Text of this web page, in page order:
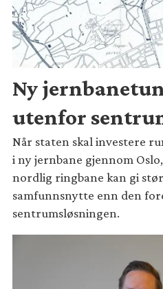
Ny
utenfor
Når staten skal investere
i ny jernbane gjennom
nordlig ringbane kan gi
samfunnsnytte enn den
sentrumsløsningen.